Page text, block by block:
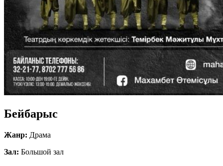
Бейбарыс
Жанр: Драма
Зал: Большой зал